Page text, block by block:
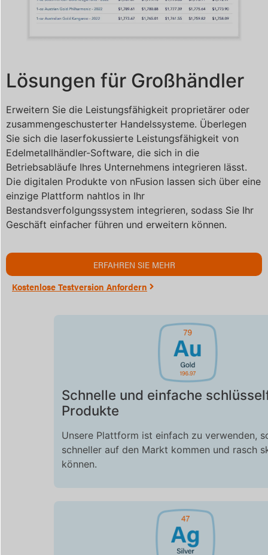
Lösungen für Großhändler
Erweitern Sie die Leistungsfähigkeit proprietärer oder
zusammengeschusterter Handelssysteme. Überlegen
Sie sich die laserfokussierte Leistungsfähigkeit von
Edelmetallhändler-Software, die sich in die
Betriebsabläufe Ihres Unternehmens integrieren lässt.
Die digitalen Produkte von nFusion lassen sich über eine
einzige Plattform nahtlos in Ihr
Bestandsverfolgungssystem integrieren, sodass Sie Ihr
Geschäft einfacher führen und erweitern können.
ERFAHREN SIE MEHR
Kostenlose Testversion Anfordern
Schnelle und einfache
Produkte
Unsere Plattform ist einfach zu verwenden,
schneller auf den Markt kommen und rasch
können.